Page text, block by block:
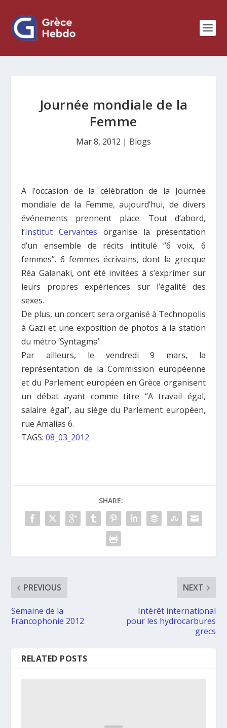
Journée mondiale de la
Femme
Mar 8, 2012 | Blogs
A l’occasion de la célébration de la Journée
mondiale de la Femme, aujourd’hui, de divers
événements prennent place. Tout d’abord,
l’Institut Cervantes organise la présentation
d’un ensemble de récits intitulé ‘’6 voix, 6
femmes’’. 6 femmes écrivains, dont la grecque
Réa Galanaki, ont été invitées à s’exprimer sur
leurs propres expériences sur l’égalité des
sexes.
De plus, un concert sera organisé à Technopolis
à Gazi et une exposition de photos à la station
du métro ‘Syntagma’.
Par ailleurs, le vendredi 9 mars, la
représentation de la Commission européenne
et du Parlement européen en Grèce organisent
un débat ayant comme titre “A travail égal,
salaire égal”, au siège du Parlement européen,
rue Amalias 6.
TAGS:08_03_2012
SHARE:
PREVIOUS
Semaine de la
Francophonie 2012
NEXT
Intérêt international
pour les hydrocarbures
grecs
RELATED POSTS